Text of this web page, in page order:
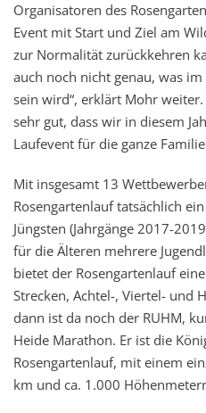
Organisatoren des
Event mit Start und Ziel am
zur Normalität zurückkehren
auch noch nicht genau, was
sein wird“, erklärt Mohr
sehr gut, dass wir in diesem
Laufevent für die ganze
Mit insgesamt 13
Rosengartenlauf tatsächlich
Jüngsten (Jahrgänge 2017-
für die Älteren mehrere
bietet der Rosengartenlauf
Strecken, Achtel-, Viertel- und
dann ist da noch der RUHM,
Heide Marathon. Er ist die
Rosengartenlauf, mit einem
km und ca. 1.000